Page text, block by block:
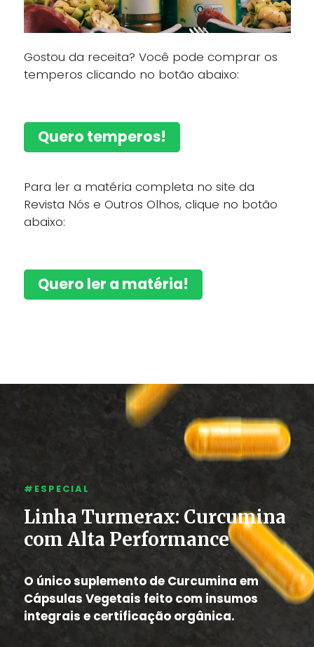
Gostou da receita? Você pode comprar os
temperos clicando no botão abaixo:
Quero temperos!
Para ler a matéria completa no site da
Revista Nós e Outros Olhos, clique no botão
abaixo:
Quero ler a matéria!
#ESPECIAL
Linha Turmerax: Curcumina
com Alta Performance
O único suplemento de Curcumina em
Cápsulas Vegetais feito com insumos
integrais e certificação orgânica.